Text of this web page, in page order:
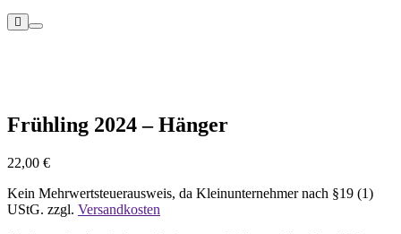
Weitere
Informationen
Hauptmenü
Frühling 2024 – Hänger
22,00 €
Kein Mehrwertsteuerausweis, da Kleinunternehmer nach §19 (1)
UStG. zzgl. Versandkosten